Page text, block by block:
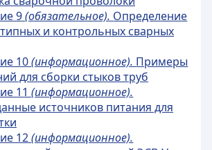
9(обязательное). Определение
и контрольных сварных
10(информационное). Примеры
для сборки стыков труб
11(информационное).
источников питания для
12(информационное).